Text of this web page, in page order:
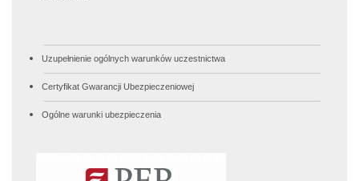
Uzupełnienie ogólnych warunków uczestnictwa
Certyfikat Gwarancji Ubezpieczeniowej
Ogólne warunki ubezpieczenia